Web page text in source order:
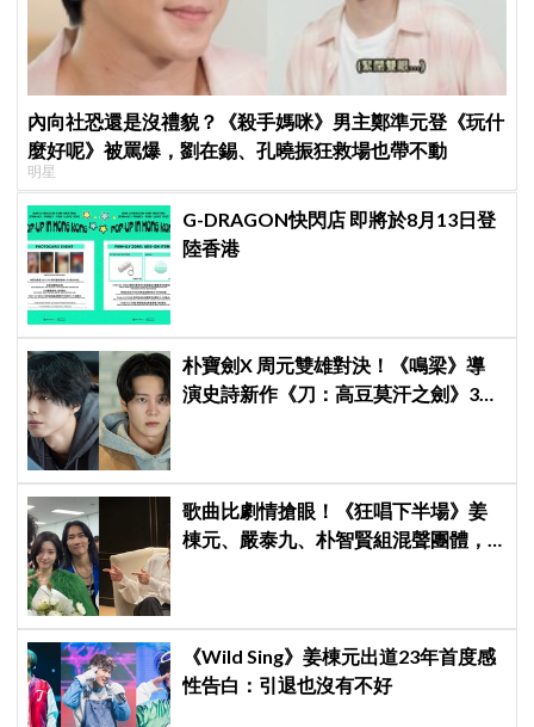
內向社恐還是沒禮貌？《殺手媽咪》男主鄭準元登《玩什
麼好呢》被罵爆，劉在錫、孔曉振狂救場也帶不動
明星
G-DRAGON快閃店 即將於8月13日登
陸香港
朴寶劍X 周元雙雄對決！《鳴梁》導
演史詩新作《刀：高豆莫汗之劍》3月
歌曲比劇情搶眼！《狂唱下半場》姜
棟元、嚴泰九、朴智賢組混聲團體，
《Wild Sing》姜棟元出道23年首度感
性告白：引退也沒有不好